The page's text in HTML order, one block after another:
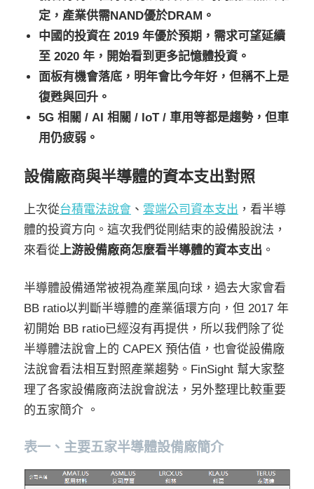
定，產業供需NAND優於DRAM。
中國的投資在 2019 年優於預期，需求可望延續
至 2020 年，開始看到更多記憶體投資。
面板有機會落底，明年會比今年好，但稱不上是
復甦與回升。
5G 相關 / AI 相關 / IoT / 車用等都是趨勢，但車
用仍疲弱。
設備廠商與半導體的資本支出對照
上次從台積電法說會 、 雲端公司資本支出 ，看半導
體的投資方向。這次我們從剛結束的設備股說法，
來看從 上游設備廠商怎麼看半導體的資本支出 。
半導體設備通常被視為產業風向球，過去大家會看
BB ratio以判斷半導體的產業循環方向，但 2017 年
初開始 BB ratio已經沒有再提供，所以我們除了從
半導體法說會上的 CAPEX 預估值，也會從設備廠
法說會看法相互對照產業趨勢。FinSight 幫大家整
理了各家設備廠商法說會說法，另外整理比較重要
的五家簡介 。
表一、主要五家半導體設備廠簡介